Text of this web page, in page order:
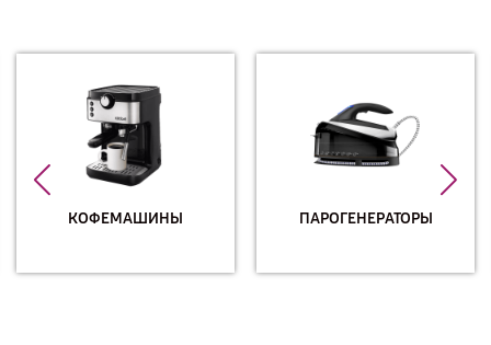
КОФЕМАШИНЫ ПАРОГЕНЕРАТОРЫ